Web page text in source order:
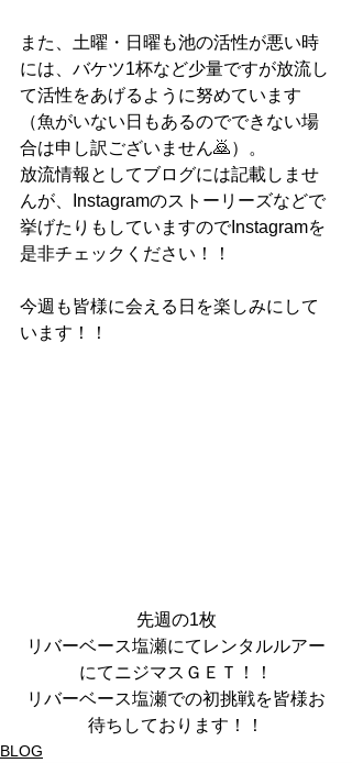
また、土曜・日曜も池の活性が悪い時
には、バケツ1杯など少量ですが放流し
て活性をあげるように努めています
（魚がいない日もあるのでできない場
合は申し訳ございません🙇）。
放流情報としてブログには記載しませ
んが、Instagramのストーリーズなどで
挙げたりもしていますのでInstagramを
是非チェックください！！
今週も皆様に会える日を楽しみにして
います！！
先週の1枚
リバーベース塩瀬にてレンタルルアー
にてニジマスＧＥＴ！！
リバーベース塩瀬での初挑戦を皆様お
待ちしております！！
BLOG